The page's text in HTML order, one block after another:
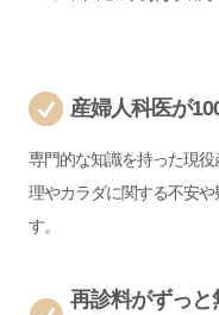
産婦人科医が
専門的な知識を持った現
理やカラダに関する不安
す。
再診料がずっと